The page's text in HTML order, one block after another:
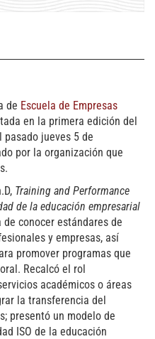
de Escuela de Empresas
en la primera edición del
pasado jueves 5 de
por la organización que
Training and Performance
de la educación empresarial
conocer estándares de
y empresas, así
promover programas que
Recalcó el rol
académicos o áreas
la transferencia del
presentó un modelo de
ISO de la educación